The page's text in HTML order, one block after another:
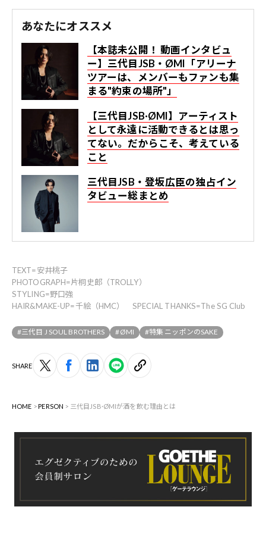
あなたにオススメ
【本誌未公開！ 動画インタビュ
ー】三代目JSB・ØMI「アリーナ
ツアーは、メンバーもファンも集
まる"約束の場所"」
【三代目JSB·ØMI】アーティスト
として永遠に活動できるとは思っ
てない。だからこそ、考えている
こと
三代目JSB・登坂広臣の独占イン
タビュー総まとめ
TEXT=安井桃子
PHOTOGRAPH=片桐史郎（TROLLY）
STYLING=野口強
HAIR&MAKE-UP=千絵（HMC） SPECIAL THANKS=The SG Club
#三代目 J SOUL BROTHERS #ØMI #特集 ニッポンのSAKE
SHARE
HOME PERSON 三代目JSB·ØMIが酒を飲む理由とは